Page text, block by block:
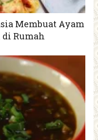
Membuat Ayam
di Rumah